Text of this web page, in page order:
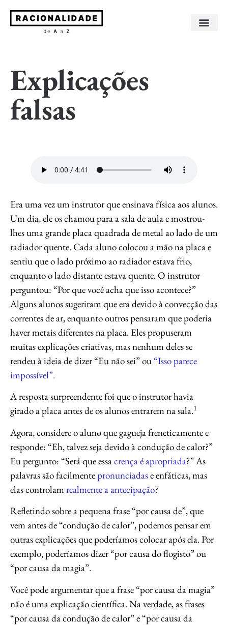
Explicações
falsas
Era uma vez um instrutor que ensinava física aos alunos.
Um dia, ele os chamou para a sala de aula e mostrou-
lhes uma grande placa quadrada de metal ao lado de um
radiador quente. Cada aluno colocou a mão na placa e
sentiu que o lado próximo ao radiador estava frio,
enquanto o lado distante estava quente. O instrutor
perguntou: “Por que você acha que isso acontece?”
Alguns alunos sugeriram que era devido à convecção das
correntes de ar, enquanto outros pensaram que poderia
haver metais diferentes na placa. Eles propuseram
muitas explicações criativas, mas nenhum deles se
rendeu à ideia de dizer “Eu não sei” ou“Isso parece
impossível”.
A resposta surpreendente foi que o instrutor havia
girado a placa antes de os alunos entrarem na sala.1
Agora, considere o aluno que gagueja freneticamente e
responde: “Eh, talvez seja devido à condução de calor?”
Eu pergunto: “Será que essacrença é apropriada?” As
palavras são facilmentepronunciadase enfáticas, mas
elas controlamrealmente a antecipação?
Refletindo sobre a pequena frase “por causa de”, que
vem antes de “condução de calor”, podemos pensar em
outras explicações que poderíamos colocar após ela. Por
exemplo, poderíamos dizer “por causa do flogisto” ou
“por causa da magia”.
Você pode argumentar que a frase “por causa da magia”
não é uma explicação científica. Na verdade, as frases
“por causa da condução de calor” e “por causa da